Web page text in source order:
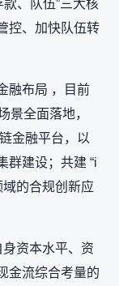
款、队伍”三大核
控、加快队伍转
融布局 ，目前
景全面落地，
金融平台，以
群建设；共建 “i
的合规创新应
资本水平、资
金流综合考量的